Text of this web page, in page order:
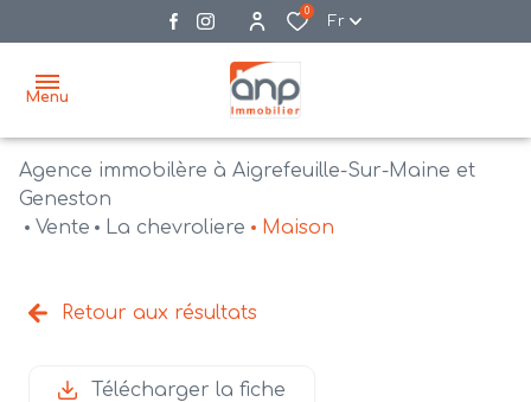
0
Fr
Menu
accueil
vente
agences
Agence immobilère à Aigrefeuille-Sur-Maine et
Geneston
Vente
La chevroliere Maison
Retour aux résultats
Télécharger la fiche